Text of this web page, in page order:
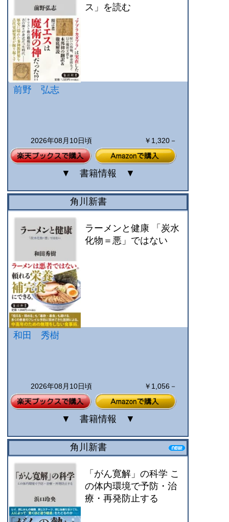
ス」を読む
前野 弘志
2026年08月10日頃 ￥1,320－
▼ 書籍情報 ▼
角川新書
ラーメンと健康 「炭水
化物＝悪」ではない
和田 秀樹
2026年08月10日頃 ￥1,056－
▼ 書籍情報 ▼
角川新書
「がん寛解」の科学 こ
の体内環境で予防・治
療・再発防止する